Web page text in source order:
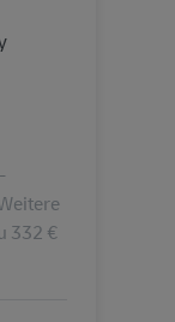
332 €